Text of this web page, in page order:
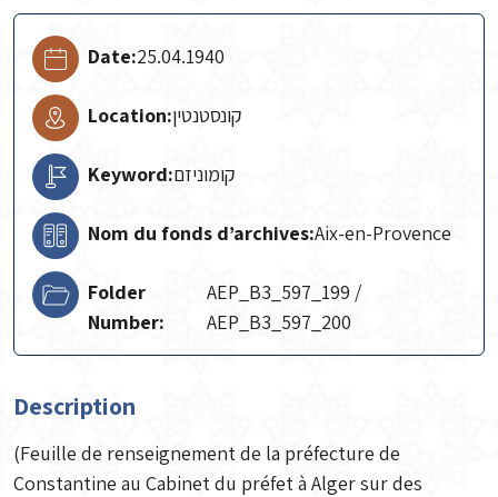
Date:25.04.1940
Location:קונסטנטין
Keyword:קומוניזם
Nom du fonds d’archives:Aix-en-Provence
Folder
Number:
AEP_B3_597_199 /
AEP_B3_597_200
Description
(Feuille de renseignement de la préfecture de
Constantine au Cabinet du préfet à Alger sur des